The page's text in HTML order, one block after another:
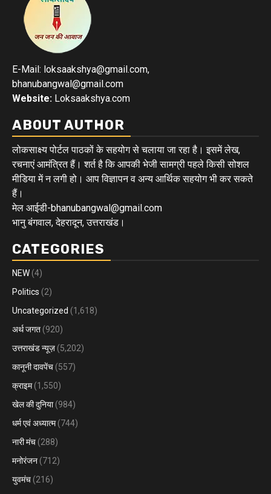
E-Mail: loksaakshya@gmail.com,
bhanubangwal@gmail.com
Website: Loksaakshya.com
ABOUT AUTHOR
लोकसाक्ष्य पोर्टल पाठकों के सहयोग से चलाया जा रहा है। इसमें लेख,
रचनाएं आमंत्रित हैं। शर्त है कि आपकी भेजी सामग्री पहले किसी सोशल
मीडिया में न लगी हो। आप विज्ञापन व अन्य आर्थिक सहयोग भी कर सकते
हैं।
मेल आईडी-bhanubangwal@gmail.com
भानु बंगवाल, देहरादून, उत्तराखंड।
CATEGORIES
NEW (4)
Politics (2)
Uncategorized (1,618)
अर्थ जगत (920)
उत्तराखंड न्यूज़ (5,202)
कानूनी दावपेंच (557)
क्राइम(1,550)
खेल की दुनिया(984)
धर्म एवं अध्यात्म(744)
नारी मंच (288)
मनोरंजन (712)
युवमंच (216)